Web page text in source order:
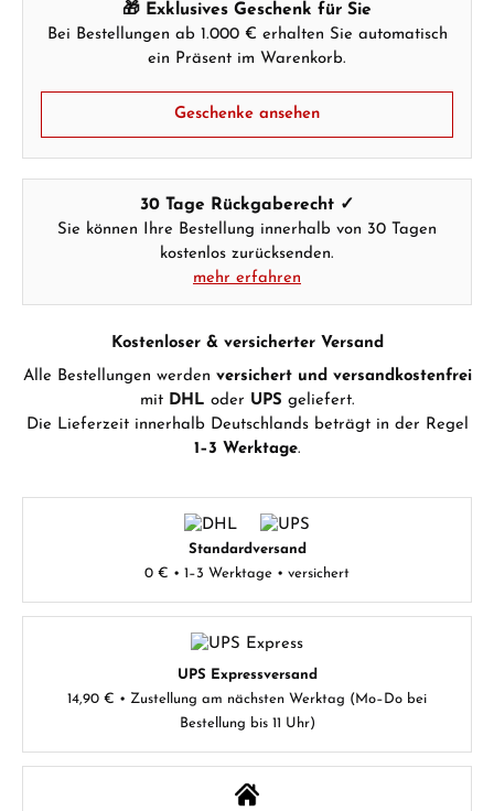
🎁 Exklusives Geschenk für Sie
Bei Bestellungen ab 1.000 € erhalten Sie automatisch
ein Präsent im Warenkorb.
Geschenke ansehen
30 Tage Rückgaberecht ✓
Sie können Ihre Bestellung innerhalb von 30 Tagen
kostenlos zurücksenden.
mehr erfahren
Kostenloser & versicherter Versand
Alle Bestellungen werden versichert und versandkostenfrei
mit DHL oder UPS geliefert.
Die Lieferzeit innerhalb Deutschlands beträgt in der Regel
1–3 Werktage.
Standardversand
0 € • 1–3 Werktage • versichert
UPS Expressversand
14,90 € • Zustellung am nächsten Werktag (Mo–Do bei
Bestellung bis 11 Uhr)